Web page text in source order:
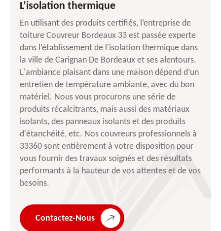
L’isolation thermique
En utilisant des produits certifiés, l’entreprise de
toiture Couvreur Bordeaux 33 est passée experte
dans l’établissement de l'isolation thermique dans
la ville de Carignan De Bordeaux et ses alentours.
L'ambiance plaisant dans une maison dépend d’un
entretien de température ambiante, avec du bon
matériel. Nous vous procurons une série de
produits récalcitrants, mais aussi des matériaux
isolants, des panneaux isolants et des produits
d'étanchéité, etc. Nos couvreurs professionnels à
33360 sont entièrement à votre disposition pour
vous fournir des travaux soignés et des résultats
performants à la hauteur de vos attentes et de vos
besoins.
Contactez-Nous